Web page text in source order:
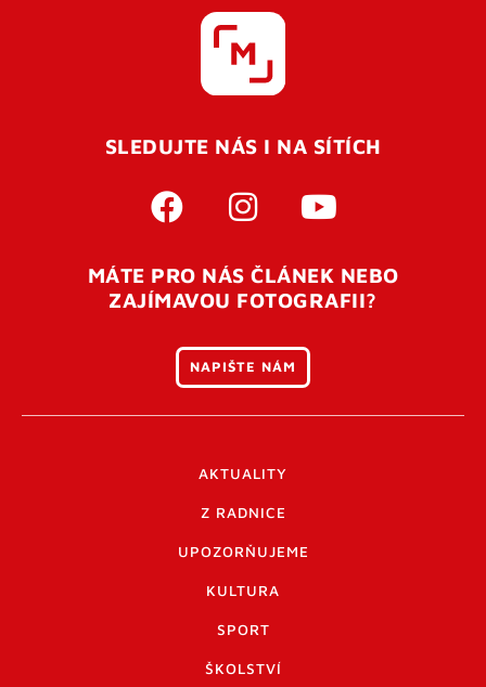
Pro úspěšné dokončení registrace je potřeba
vaší e-mailovouadresu. Po úspěšném odeslání
otevření tohoto odkazu se váš účet ověří a můžete se
přihlásit. Nezapomeňte zkontrolovat složku SPAM ve
SLEDUJTE NÁS I NA SÍTÍCH
MÁTE PRO NÁS ČLÁNEK NEBO
ZAJÍMAVOU FOTOGRAFII?
NAPIŠTE NÁM
AKTUALITY
Z RADNICE
UPOZORŇUJEME
KULTURA
SPORT
ŠKOLSTVÍ